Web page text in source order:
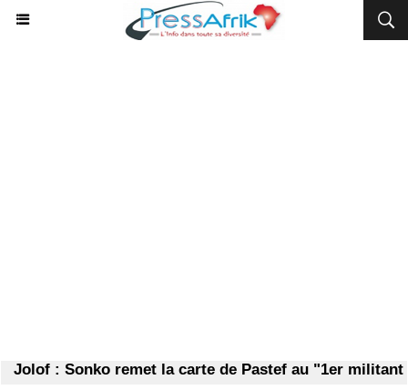
Jolof : Sonko remet la carte de Pastef au "1er militant